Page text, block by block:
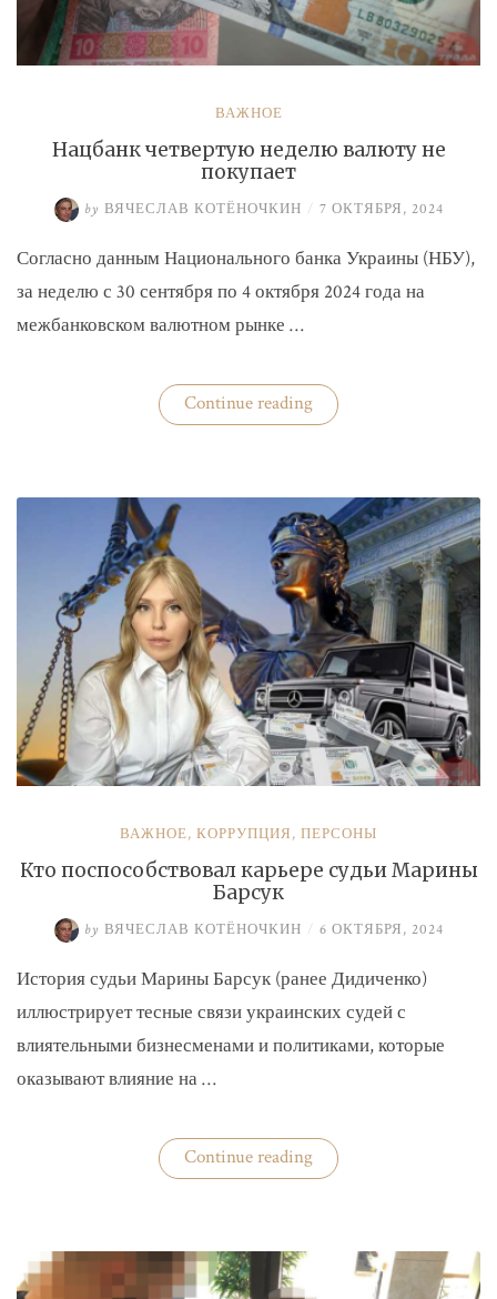
ВАЖНОЕ
Нацбанк четвертую неделю валюту не
покупает
by ВЯЧЕСЛАВ КОТЁНОЧКИН / 7 ОКТЯБРЯ, 2024
Согласно данным Национального банка Украины (НБУ),
за неделю с 30 сентября по 4 октября 2024 года на
межбанковском валютном рынке …
Continue reading«Нацбанк
четвертую
покупает»
ВАЖНОЕ, КОРРУПЦИЯ, ПЕРСОНЫ
Кто поспособствовал карьере судьи Марины
Барсук
by ВЯЧЕСЛАВ КОТЁНОЧКИН / 6 ОКТЯБРЯ, 2024
История судьи Марины Барсук (ранее Дидиченко)
иллюстрирует тесные связи украинских судей с
влиятельными бизнесменами и политиками, которые
оказывают влияние на …
Continue reading«Кто
поспособствовал
Барсук»